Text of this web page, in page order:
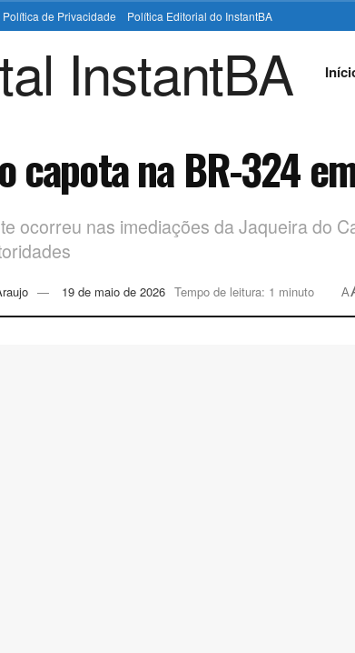
Política de Privacidade Política Editorial do InstantBA
capota na BR-324
ocorreu nas imediações da Jaqueira do
19 de maio de 2026 Tempo de leitura: 1 minuto A